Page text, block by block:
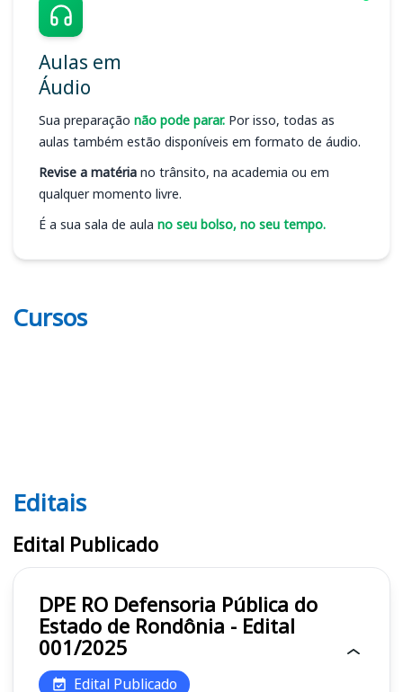
Aulas em
Áudio
Sua preparação não pode parar. Por isso, todas as
aulas também estão disponíveis em formato de áudio.
Revise a matéria no trânsito, na academia ou em
qualquer momento livre.
É a sua sala de aula no seu bolso, no seu tempo.
Cursos
Editais DPE RO
Editais
Edital Publicado
DPE RO Defensoria Pública do
Estado de Rondônia - Edital
001/2025
Edital Publicado